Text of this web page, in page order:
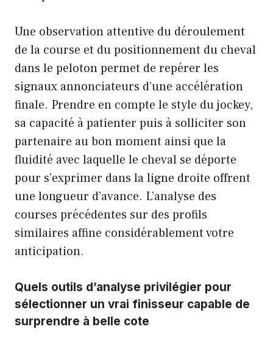
Une observation attentive du déroulement
de la course et du positionnement du cheval
dans le peloton permet de repérer les
signaux annonciateurs d’une accélération
finale. Prendre en compte le style du jockey,
sa capacité à patienter puis à solliciter son
partenaire au bon moment ainsi que la
fluidité avec laquelle le cheval se déporte
pour s’exprimer dans la ligne droite offrent
une longueur d’avance. L’analyse des
courses précédentes sur des profils
similaires affine considérablement votre
anticipation.
Quels outils d’analyse privilégier pour
sélectionner un vrai finisseur capable de
surprendre à belle cote